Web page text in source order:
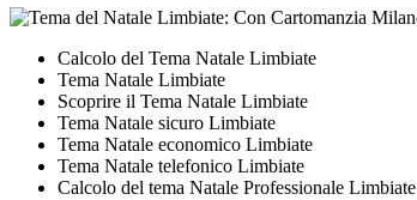
Calcolo del Tema Natale Limbiate
Tema Natale Limbiate
Scoprire il Tema Natale Limbiate
Tema Natale sicuro Limbiate
Tema Natale economico Limbiate
Tema Natale telefonico Limbiate
Calcolo del tema Natale Professionale Limbiate